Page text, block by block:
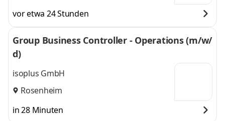
vor etwa 24 Stunden
Group Business Controller - Operations (m/w/
d)
isoplus GmbH
Rosenheim
in 28 Minuten